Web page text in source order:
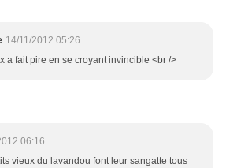
14/11/2012 05:26
a fait pire en se croyant invincible <br />
06:16
vieux du lavandou font leur sangatte tous